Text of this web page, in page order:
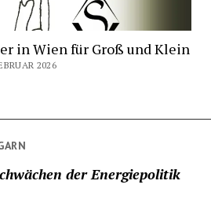
der Energiepolitik
in Wien für Groß und Klein
2026